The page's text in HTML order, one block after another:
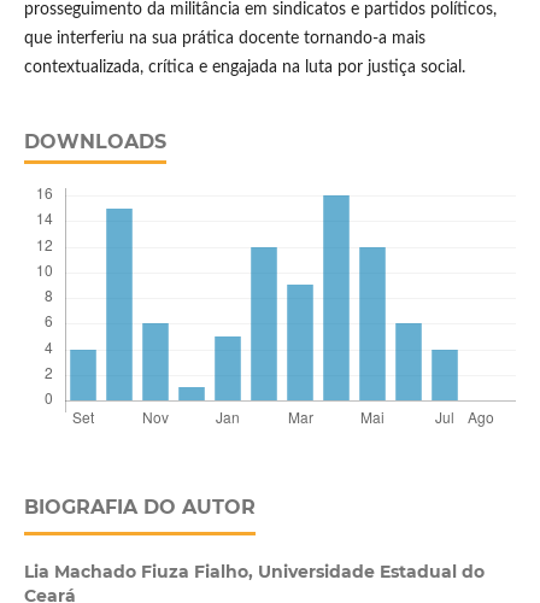
prosseguimento da militância em sindicatos e partidos políticos,
que interferiu na sua prática docente tornando-a mais
contextualizada, crítica e engajada na luta por justiça social.
DOWNLOADS
BIOGRAFIA DO AUTOR
Lia Machado Fiuza Fialho, Universidade Estadual do
Ceará